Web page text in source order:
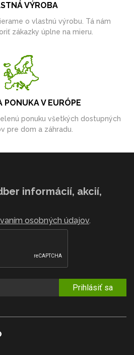
VÝROBA
o vlastnú výrobu. Tá nám
zákazky úplne na mieru.
PONUKA V EURÓPE
ponuku všetkých dostupných
pre dom a záhradu.
informácií, akcií,
osobných údajov.
Prihlásiť sa